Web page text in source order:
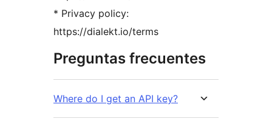
* Privacy policy:
https://dialekt.io/terms
Preguntas frecuentes
Where do I get an API key?